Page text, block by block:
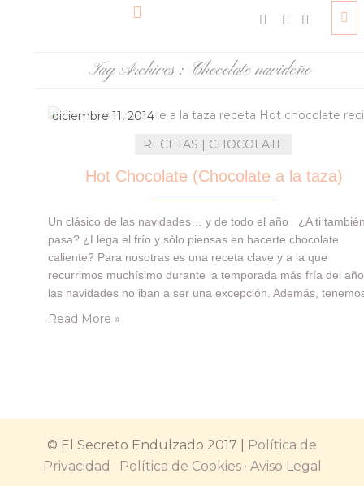
Tag Archives : Chocolate navideño
diciembre 11, 2014
RECETAS | CHOCOLATE
Hot Chocolate (Chocolate a la taza)
Un clásico de las navidades… y de todo el año ¿A ti
pasa? ¿Llega el frío y sólo piensas en hacerte chocolate
caliente? Para nosotras es una receta clave y a la que
recurrimos muchísimo durante la temporada más fría del
las navidades no iban a ser una excepción. Además,
una especie de tradición…
Read More »
© El Secreto Endulzado 2017 |
Política de
Privacidad · Política de Cookies· Aviso Legal